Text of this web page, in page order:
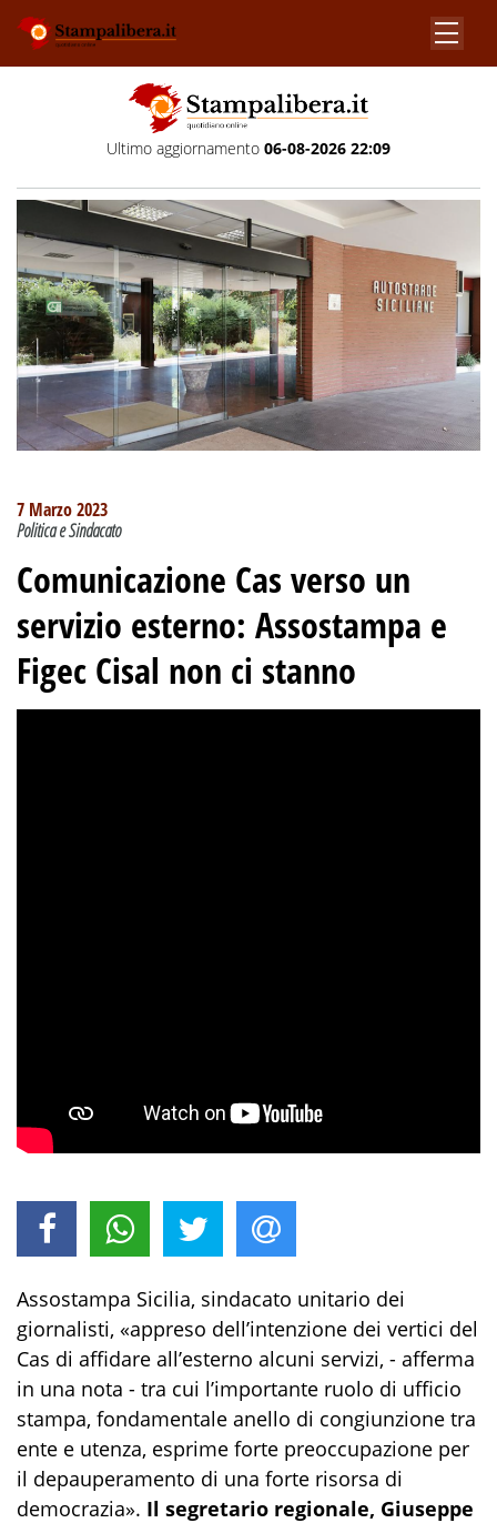
Ultimo aggiornamento 06-08-2026 22:09
7 Marzo 2023
Politica e Sindacato
Comunicazione Cas verso un
servizio esterno: Assostampa e
Figec Cisal non ci stanno
Assostampa Sicilia, sindacato unitario dei
giornalisti, «appreso dell’intenzione dei vertici del
Cas di affidare all’esterno alcuni servizi, - afferma
in una nota - tra cui l’importante ruolo di ufficio
stampa, fondamentale anello di congiunzione tra
ente e utenza, esprime forte preoccupazione per
il depauperamento di una forte risorsa di
democrazia». Il segretario regionale, Giuseppe